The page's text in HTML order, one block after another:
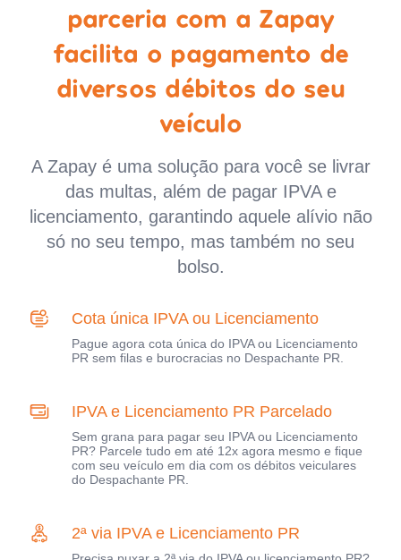
parceria com a Zapay
facilita o pagamento de
diversos débitos do seu
veículo
A Zapay é uma solução para você se livrar
das multas, além de pagar IPVA e
licenciamento, garantindo aquele alívio não
só no seu tempo, mas também no seu
bolso.
Cota única IPVA ou Licenciamento
Pague agora cota única do IPVA ou Licenciamento
PR sem filas e burocracias no Despachante PR.
IPVA e Licenciamento PR Parcelado
Sem grana para pagar seu IPVA ou Licenciamento
PR? Parcele tudo em até 12x agora mesmo e fique
com seu veículo em dia com os débitos veiculares
do Despachante PR.
2ª via IPVA e Licenciamento PR